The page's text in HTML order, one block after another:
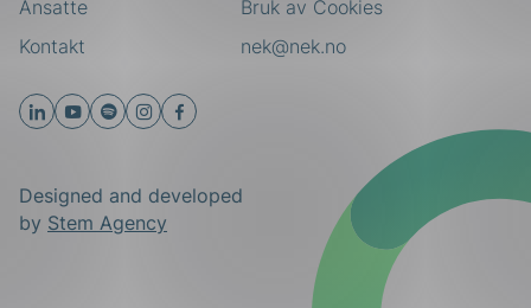
Ansatte
nek@nek.no
Kontakt
Bruk av Cookies
Designed and developed
by Stem Agency